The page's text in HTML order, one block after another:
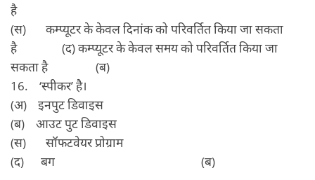
है
(स) कम्‍प्‍यूटर के केवल दिनांक को परिवर्तित किया जा सकता
है (द) कम्‍प्‍यूटर के केवल समय को परिवर्तित किया जा
सकता है (ब)
16. ‘स्‍पीकर’ है।
(अ) इनपुट डिवाइस
(ब) आउट पुट डिवाइस
(स) सॉफटवेयर प्रोग्राम
(द) बग (ब)